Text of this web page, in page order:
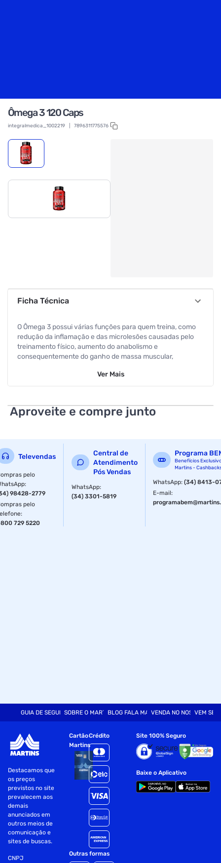
Ômega 3 120 Caps
integralmedica_1002219 7896311775576
Ficha Técnica
O Ômega 3 possui várias funções para quem treina, como
redução da inflamação e das microlesões causadas pelo
treinamento físico, aumento do anabolismo e
consequentemente do ganho de massa muscular,
(diminuição do colesterol ruim e aumento do colesterol
além da performance esportiva, pois ao melhorar nosso
perfil lipídico, também diminui o risco de doenças
Ver Mais
Aproveite e compre junto
Televendas
pelo
:
98428-2779
pelo
:
729 5220
Central de
Atendimento
Pós Vendas
WhatsApp:
(34) 3301-5819
Programa
Benefícios
Martins -
WhatsApp:(34) 8413-
E-mail:
GUIA DE SEGURANÇASOBRE O MARTINSBLOG FALA MARTVENDA NO NOSSO SITE
VEM SER
Destacamos que
os preços
previstos no site
prevalecem aos
demais
anunciados em
outros meios de
comunicação e
sites de buscas.
CNPJ
Cartão
Martins
Crédito
Outras formas
Site 100% Seguro
Baixe o Aplicativo